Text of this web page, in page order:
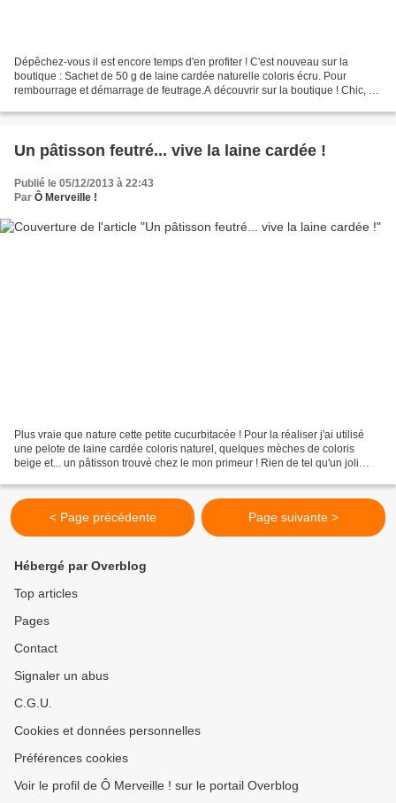
Dépêchez-vous il est encore temps d'en profiter ! C'est nouveau sur la
boutique : Sachet de 50 g de laine cardée naturelle coloris écru. Pour
rembourrage et démarrage de feutrage.A découvrir sur la boutique ! Chic, de
Un pâtisson feutré... vive la laine cardée !
Publié le 05/12/2013 à 22:43
Par Ô Merveille !
Plus vraie que nature cette petite cucurbitacée ! Pour la réaliser j'ai utilisé
une pelote de laine cardée coloris naturel, quelques mèches de coloris
beige et... un pâtisson trouvé chez le mon primeur ! Rien de tel qu'un joli
< Page précédente Page suivante >
Hébergé par Overblog
Top articles
Pages
Contact
Signaler un abus
C.G.U.
Cookies et données personnelles
Préférences cookies
Voir le profil de Ô Merveille ! sur le portail Overblog